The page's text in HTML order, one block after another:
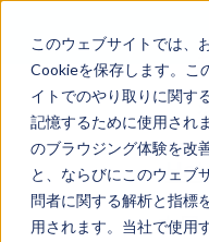
このウェブサイトでは、
Cookieを保存します。こ
イトでのやり取りに関す
記憶するために使用され
のブラウジング体験を改
と、ならびにこのウェブ
問者に関する解析と指標
用されます。当社で使用
ホワ